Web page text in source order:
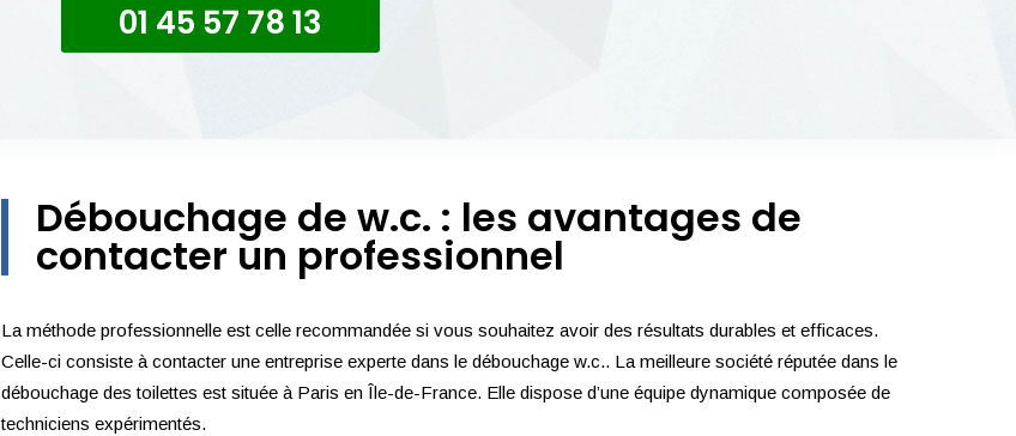
01 45 57 78 13
Débouchage de w.c. : les avantages de
contacter un professionnel
La méthode professionnelle est celle recommandée si vous souhaitez avoir des résultats durables et efficaces.
Celle-ci consiste à contacter une entreprise experte dans le débouchage w.c.. La meilleure société réputée dans le
débouchage des toilettes est située à Paris en Île-de-France. Elle dispose d’une équipe dynamique composée de
techniciens expérimentés.